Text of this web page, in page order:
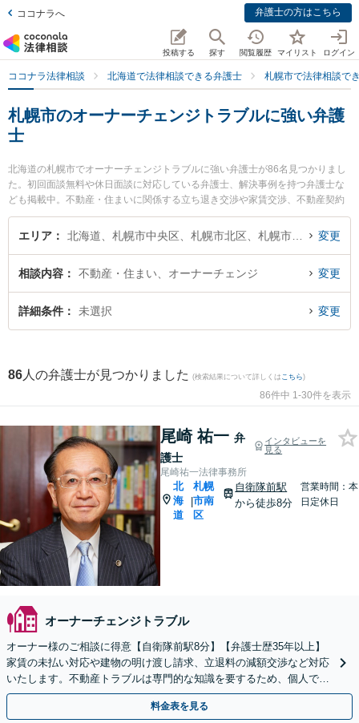
ココナラへ 弁護士の方はこちら
投稿する 探す 閲覧履歴 マイリスト ログイン
ココナラ法律相談 北海道で法律相談できる弁護士 札幌市で法律相談で
札幌市のオーナーチェンジトラブルに強い弁護
士
北海道の札幌市でオーナーチェンジトラブルに強い弁護士が86名見つかりまし
た。初回面談無料や休日面談に対応している弁護士、解決事例を持つ弁護士な
ども掲載中。不動産・住まいに関係する立ち退き交渉や家賃交渉、不動産契約
解除等の細かな分野での絞り込み検索もでき便利です。特に尾崎祐一法律事務
所の尾崎 祐一弁護士や春楡法律事務所の丹波 良太弁護士、虎ノ門法律経済事務
のトラブルを今すぐに弁護士に相談したい』『オーナーチェンジトラブルのト
ラブル解決の実績豊富な近くの弁護士を検索したい』『初回相談無料でオーナ
ーチェンジトラブルを法律相談できる札幌市内の弁護士に相談予約したい』な
エリア 変更
相談内容 不動産・住まい、オーナーチェンジ 変更
詳細条件 未選択 変更
86 人の弁護士が見つかりました (検索結果について詳しくは こちら)
86件中 1-30件を表示
尾崎 祐一 弁
護士
インタビューを
見る
尾崎祐一法律事務所
北
海
道
|
札幌
市南
区
自衛隊前駅
から徒歩8分
営業時間：本
日定休日
オーナーチェンジトラブル
オーナー様のご相談に得意【自衛隊前駅8分】【弁護士歴35年以上】
家賃の未払い対応や建物の明け渡し請求、立退料の減額交渉など対応
いたします。不動産トラブルは専門的な知識を要するため、個人での
解決は困難です。【初回相談無料】【完全個室】
料金表を見る